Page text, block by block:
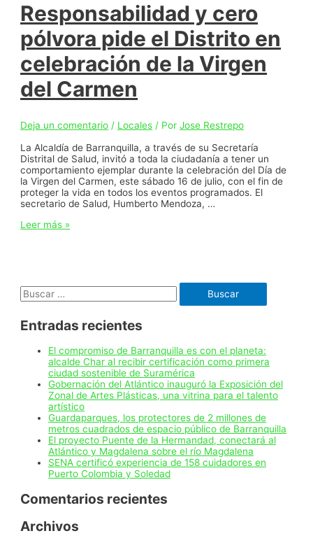
Responsabilidad y cero
pólvora pide el Distrito en
celebración de la Virgen
del Carmen
Deja un comentario / Locales / PorJose Restrepo
La Alcaldía de Barranquilla, a través de su Secretaría
Distrital de Salud, invitó a toda la ciudadanía a tener un
comportamiento ejemplar durante la celebración del Día de
la Virgen del Carmen, este sábado 16 de julio, con el fin de
proteger la vida en todos los eventos programados. El
secretario de Salud, Humberto Mendoza, …
Responsabilidad
Distrito
en
de
Carmen
Leer más »
Buscar:
Entradas recientes
El compromiso de Barranquilla es con el planeta:
alcalde Char al recibir certificación como primera
ciudad sostenible de Suramérica
Gobernación del Atlántico inauguró la Exposición del
Zonal de Artes Plásticas, una vitrina para el talento
artístico
Guardaparques, los protectores de 2 millones de
metros cuadrados de espacio público de Barranquilla
El proyecto Puente de la Hermandad, conectará al
Atlántico y Magdalena sobre el río Magdalena
SENA certificó experiencia de 158 cuidadores en
Puerto Colombia y Soledad
Comentarios recientes
Archivos